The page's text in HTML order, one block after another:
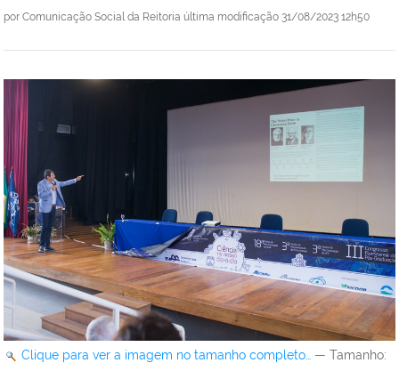
por Comunicação Social da Reitoria última modificação 31/08/2023 12h50
Clique para ver a imagem no tamanho completo… — Tamanho: